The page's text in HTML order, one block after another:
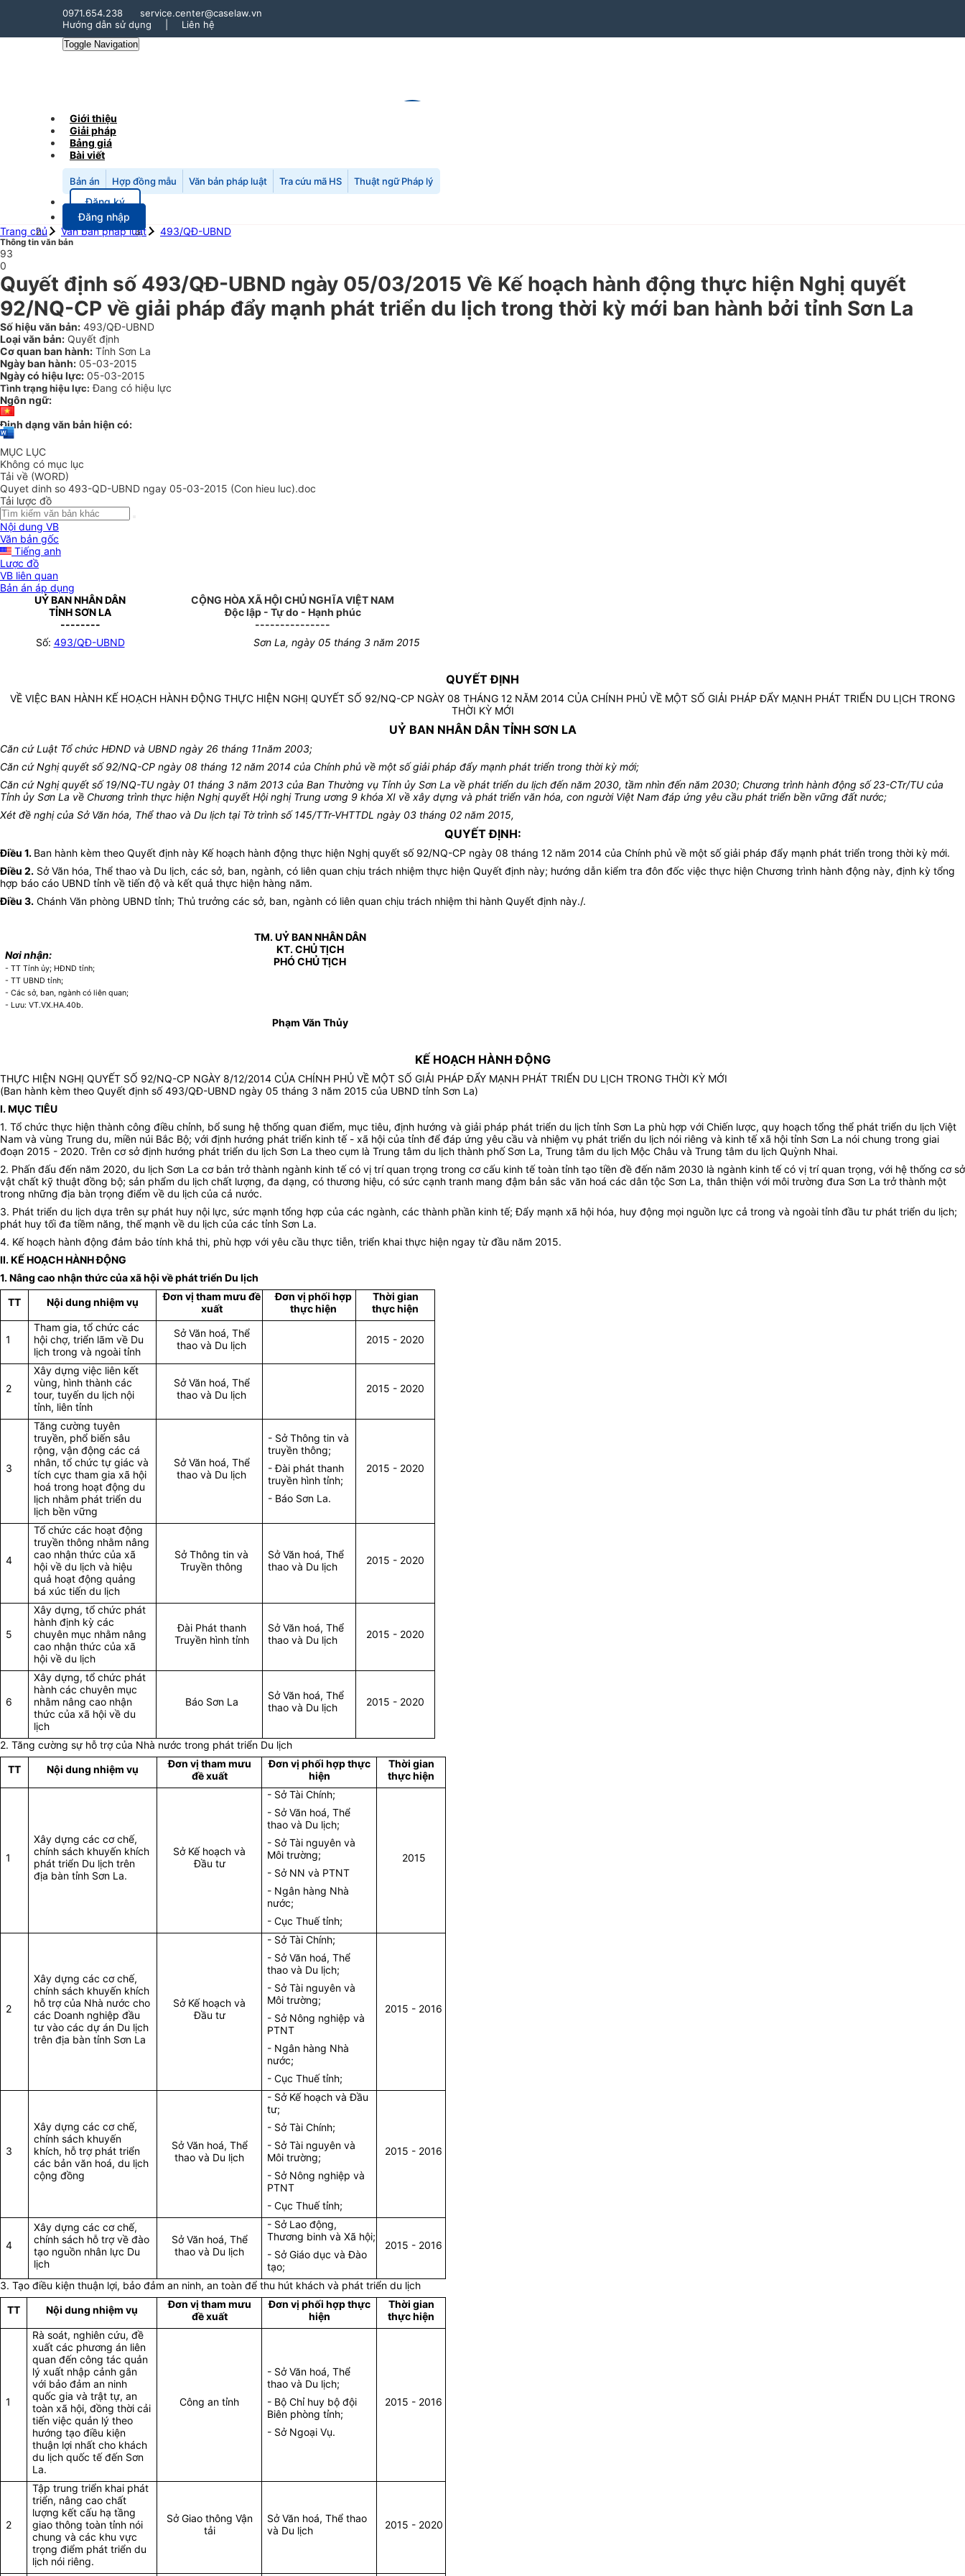
0971.654.238
service.center@caselaw.vn
Hướng dẫn sử dụng
Liên hệ
Toggle Navigation
Giới thiệu
Giải pháp
Bảng giá
Bài viết
Bản án Hợp đồng mẫu Văn bản pháp luật Tra cứu mã HS Thuật ngữ Pháp lý
Đăng ký
Đăng nhập
Trang chủ
Văn bản pháp luật 493/QĐ-UBND
Thông tin văn bản
93
0
Quyết định số 493/QĐ-UBND ngày 05/03/2015 Về Kế hoạch hành động thực hiện Nghị quyết
92/NQ-CP về giải pháp đẩy mạnh phát triển du lịch trong thời kỳ mới ban hành bởi tỉnh Sơn La
Số hiệu văn bản: 493/QĐ-UBND
Loại văn bản: Quyết định
Cơ quan ban hành: Tỉnh Sơn La
Ngày ban hành: 05-03-2015
Ngày có hiệu lực: 05-03-2015
Tình trạng hiệu lực: Đang có hiệu lực
Ngôn ngữ:
Định dạng văn bản hiện có:
MỤC LỤC
Không có mục lục
Tải về (WORD)
Quyet dinh so 493-QD-UBND ngay 05-03-2015 (Con hieu luc).doc
Tải lược đồ
Nội dung VB
Văn bản gốc
Tiếng anh
Lược đồ
VB liên quan
Bản án áp dụng
UỶ BAN NHÂN DÂN
TỈNH SƠN LA
--------
CỘNG HÒA XÃ HỘI CHỦ NGHĨA VIỆT NAM
Độc lập - Tự do - Hạnh phúc
---------------
Số: 493/QĐ-UBND Sơn La, ngày 05 tháng 3 năm 2015
QUYẾT ĐỊNH
VỀ VIỆC BAN HÀNH KẾ HOẠCH HÀNH ĐỘNG THỰC HIỆN NGHỊ QUYẾT SỐ 92/NQ-CP NGÀY 08 THÁNG 12 NĂM 2014 CỦA CHÍNH PHỦ VỀ MỘT SỐ GIẢI PHÁP ĐẨY MẠNH PHÁT TRIỂN DU LỊCH TRONG
THỜI KỲ MỚI
UỶ BAN NHÂN DÂN TỈNH SƠN LA
Căn cứ Luật Tổ chức HĐND và UBND ngày 26 tháng 11năm 2003;
Căn cứ Nghị quyết số 92/NQ-CP ngày 08 tháng 12 năm 2014 của Chính phủ về một số giải pháp đẩy mạnh phát triển trong thời kỳ mới;
Căn cứ Nghị quyết số 19/NQ-TU ngày 01 tháng 3 năm 2013 của Ban Thường vụ Tỉnh ủy Sơn La về phát triển du lịch đến năm 2030, tầm nhìn đến năm 2030; Chương trình hành động số 23-CTr/TU của
Tỉnh ủy Sơn La về Chương trình thực hiện Nghị quyết Hội nghị Trung ương 9 khóa XI về xây dựng và phát triển văn hóa, con người Việt Nam đáp ứng yêu cầu phát triển bền vững đất nước;
Xét đề nghị của Sở Văn hóa, Thể thao và Du lịch tại Tờ trình số 145/TTr-VHTTDL ngày 03 tháng 02 năm 2015,
QUYẾT ĐỊNH:
Điều 1. Ban hành kèm theo Quyết định này Kế hoạch hành động thực hiện Nghị quyết số 92/NQ-CP ngày 08 tháng 12 năm 2014 của Chính phủ về một số giải pháp đẩy mạnh phát triển trong thời kỳ mới.
Điều 2. Sở Văn hóa, Thể thao và Du lịch, các sở, ban, ngành, có liên quan chịu trách nhiệm thực hiện Quyết định này; hướng dẫn kiểm tra đôn đốc việc thực hiện Chương trình hành động này, định kỳ tổng
hợp báo cáo UBND tỉnh về tiến độ và kết quả thực hiện hàng năm.
Điều 3. Chánh Văn phòng UBND tỉnh; Thủ trưởng các sở, ban, ngành có liên quan chịu trách nhiệm thi hành Quyết định này./.
Nơi nhận:
- TT Tỉnh ủy; HĐND tỉnh;
- TT UBND tỉnh;
- Các sở, ban, ngành có liên quan;
- Lưu: VT.VX.HA.40b.
TM. UỶ BAN NHÂN DÂN
KT. CHỦ TỊCH
PHÓ CHỦ TỊCH
Phạm Văn Thủy
KẾ HOẠCH HÀNH ĐỘNG
THỰC HIỆN NGHỊ QUYẾT SỐ 92/NQ-CP NGÀY 8/12/2014 CỦA CHÍNH PHỦ VỀ MỘT SỐ GIẢI PHÁP ĐẨY MẠNH PHÁT TRIỂN DU LỊCH TRONG THỜI KỲ MỚI
(Ban hành kèm theo Quyết định số 493/QĐ-UBND ngày 05 tháng 3 năm 2015 của UBND tỉnh Sơn La)
I. MỤC TIÊU
1. Tổ chức thực hiện thành công điều chỉnh, bổ sung hệ thống quan điểm, mục tiêu, định hướng và giải pháp phát triển du lịch tỉnh Sơn La phù hợp với Chiến lược, quy hoạch tổng thể phát triển du lịch Việt
Nam và vùng Trung du, miền núi Bắc Bộ; với định hướng phát triển kinh tế - xã hội của tỉnh để đáp ứng yêu cầu và nhiệm vụ phát triển du lịch nói riêng và kinh tế xã hội tỉnh Sơn La nói chung trong giai
đoạn 2015 - 2020. Trên cơ sở định hướng phát triển du lịch Sơn La theo cụm là Trung tâm du lịch thành phố Sơn La, Trung tâm du lịch Mộc Châu và Trung tâm du lịch Quỳnh Nhai.
2. Phấn đấu đến năm 2020, du lịch Sơn La cơ bản trở thành ngành kinh tế có vị trí quan trọng trong cơ cấu kinh tế toàn tỉnh tạo tiền đề đến năm 2030 là ngành kinh tế có vị trí quan trọng, với hệ thống cơ sở
vật chất kỹ thuật đồng bộ; sản phẩm du lịch chất lượng, đa dạng, có thương hiệu, có sức cạnh tranh mang đậm bản sắc văn hoá các dân tộc Sơn La, thân thiện với môi trường đưa Sơn La trở thành một
trong những địa bàn trọng điểm về du lịch của cả nước.
3. Phát triển du lịch dựa trên sự phát huy nội lực, sức mạnh tổng hợp của các ngành, các thành phần kinh tế; Đẩy mạnh xã hội hóa, huy động mọi nguồn lực cả trong và ngoài tỉnh đầu tư phát triển du lịch;
phát huy tối đa tiềm năng, thế mạnh về du lịch của các tỉnh Sơn La.
4. Kế hoạch hành động đảm bảo tính khả thi, phù hợp với yêu cầu thực tiễn, triển khai thực hiện ngay từ đầu năm 2015.
II. KẾ HOẠCH HÀNH ĐỘNG
1. Nâng cao nhận thức của xã hội về phát triển Du lịch
TT
Nội dung nhiệm vụ
Đơn vị tham mưu đề
xuất
Đơn vị phối hợp
thực hiện
Thời gian
thực hiện
1
Tham gia, tổ chức các
hội chợ, triển lãm về Du
lịch trong và ngoài tỉnh
Sở Văn hoá, Thể
thao và Du lịch
2015 - 2020
2
Xây dựng việc liên kết
vùng, hình thành các
tour, tuyến du lịch nội
tỉnh, liên tỉnh
Sở Văn hoá, Thể
thao và Du lịch
2015 - 2020
3
Tăng cường tuyên
truyền, phổ biến sâu
rộng, vận động các cá
nhân, tổ chức tự giác và
tích cực tham gia xã hội
hoá trong hoạt động du
lịch nhằm phát triển du
lịch bền vững
Sở Văn hoá, Thể
thao và Du lịch
- Sở Thông tin và
truyền thông;
- Đài phát thanh
truyền hình tỉnh;
- Báo Sơn La.
2015 - 2020
4
Tổ chức các hoạt động
truyền thông nhằm nâng
cao nhận thức của xã
hội về du lịch và hiệu
quả hoạt động quảng
bá xúc tiến du lịch
Sở Thông tin và
Truyền thông
Sở Văn hoá, Thể
thao và Du lịch
2015 - 2020
5
Xây dựng, tổ chức phát
hành định kỳ các
chuyên mục nhằm nâng
cao nhận thức của xã
hội về du lịch
Đài Phát thanh
Truyền hình tỉnh
Sở Văn hoá, Thể
thao và Du lịch
2015 - 2020
6
Xây dựng, tổ chức phát
hành các chuyên mục
nhằm nâng cao nhận
thức của xã hội về du
lịch
Báo Sơn La
Sở Văn hoá, Thể
thao và Du lịch
2015 - 2020
2. Tăng cường sự hỗ trợ của Nhà nước trong phát triển Du lịch
TT
Nội dung nhiệm vụ
Đơn vị tham mưu
đề xuất
Đơn vị phối hợp thực
hiện
Thời gian
thực hiện
1
Xây dựng các cơ chế,
chính sách khuyến khích
phát triển Du lịch trên
địa bàn tỉnh Sơn La.
Sở Kế hoạch và
Đầu tư
- Sở Tài Chính;
- Sở Văn hoá, Thể
thao và Du lịch;
- Sở Tài nguyên và
Môi trường;
- Sở NN và PTNT
- Ngân hàng Nhà
nước;
- Cục Thuế tỉnh;
2015
2
Xây dựng các cơ chế,
chính sách khuyến khích
hỗ trợ của Nhà nước cho
các Doanh nghiệp đầu
tư vào các dự án Du lịch
trên địa bàn tỉnh Sơn La
Sở Kế hoạch và
Đầu tư
- Sở Tài Chính;
- Sở Văn hoá, Thể
thao và Du lịch;
- Sở Tài nguyên và
Môi trường;
- Sở Nông nghiệp và
PTNT
- Ngân hàng Nhà
nước;
- Cục Thuế tỉnh;
2015 - 2016
3
Xây dựng các cơ chế,
chính sách khuyến
khích, hỗ trợ phát triển
các bản văn hoá, du lịch
cộng đồng
Sở Văn hoá, Thể
thao và Du lịch
- Sở Kế hoạch và Đầu
tư;
- Sở Tài Chính;
- Sở Tài nguyên và
Môi trường;
- Sở Nông nghiệp và
PTNT
- Cục Thuế tỉnh;
2015 - 2016
4
Xây dựng các cơ chế,
chính sách hỗ trợ về đào
tạo nguồn nhân lực Du
lịch
Sở Văn hoá, Thể
thao và Du lịch
- Sở Lao động,
Thương binh và Xã hội;
- Sở Giáo dục và Đào
tạo;
2015 - 2016
3. Tạo điều kiện thuận lợi, bảo đảm an ninh, an toàn để thu hút khách và phát triển du lịch
TT
Nội dung nhiệm vụ
Đơn vị tham mưu
đề xuất
Đơn vị phối hợp thực
hiện
Thời gian
thực hiện
1
Rà soát, nghiên cứu, đề
xuất các phương án liên
quan đến công tác quản
lý xuất nhập cảnh gắn
với bảo đảm an ninh
quốc gia và trật tự, an
toàn xã hội, đồng thời cải
tiến việc quản lý theo
hướng tạo điều kiện
thuận lợi nhất cho khách
du lịch quốc tế đến Sơn
La.
Công an tỉnh
- Sở Văn hoá, Thể
thao và Du lịch;
- Bộ Chỉ huy bộ đội
Biên phòng tỉnh;
- Sở Ngoại Vụ.
2015 - 2016
2
Tập trung triển khai phát
triển, nâng cao chất
lượng kết cấu hạ tầng
giao thông toàn tỉnh nói
chung và các khu vực
trọng điểm phát triển du
lịch nói riêng.
Sở Giao thông Vận
tải
Sở Văn hoá, Thể thao
và Du lịch
2015 - 2020